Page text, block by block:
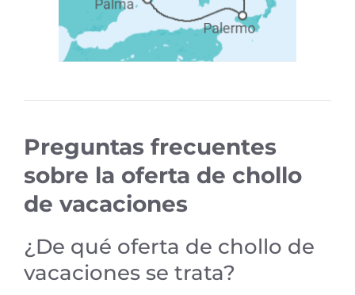
Preguntas frecuentes
sobre la oferta de chollo
de vacaciones
¿De qué oferta de chollo de
vacaciones se trata?